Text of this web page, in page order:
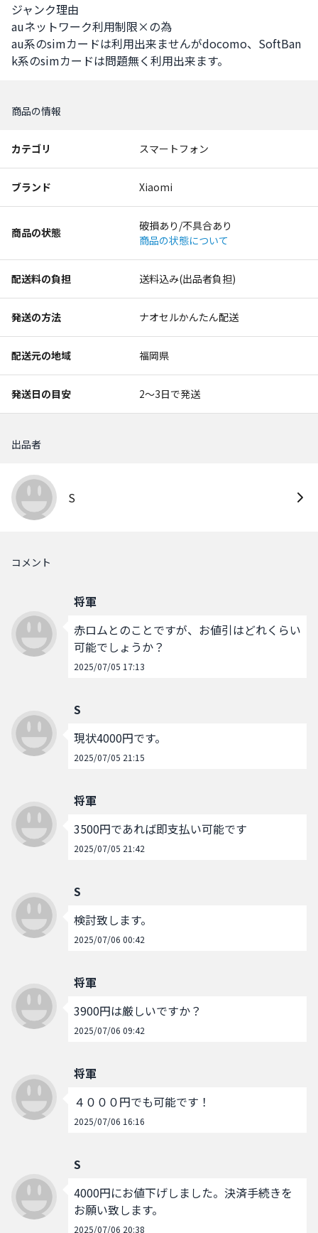
ジャンク理由
auネットワーク利用制限×の為
au系のsimカードは利用出来ませんがdocomo、SoftBan
k系のsimカードは問題無く利用出来ます。
商品の情報
カテゴリ スマートフォン
ブランド Xiaomi
商品の状態
破損あり/不具合あり
商品の状態について
配送料の負担 送料込み(出品者負担)
発送の方法 ナオセルかんたん配送
配送元の地域 福岡県
発送日の目安 2〜3日で発送
出品者
S
コメント
将軍
赤ロムとのことですが、お値引はどれくらい
可能でしょうか？
2025/07/05 17:13
S
現状4000円です。
2025/07/05 21:15
将軍
3500円であれば即支払い可能です
2025/07/05 21:42
S
検討致します。
2025/07/06 00:42
将軍
3900円は厳しいですか？
2025/07/06 09:42
将軍
４０００円でも可能です！
2025/07/06 16:16
S
4000円にお値下げしました。決済手続きを
お願い致します。
2025/07/06 20:38